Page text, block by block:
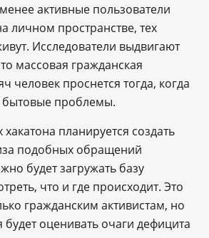
активные пользователи
личном пространстве, тех
Исследователи выдвигают
массовая гражданская
человек проснется тогда, когда
бытовые проблемы.
планируется создать
подобных обращений
будет загружать базу
что и где происходит. Это
гражданским активистам, но
будет оценивать очаги дефицита